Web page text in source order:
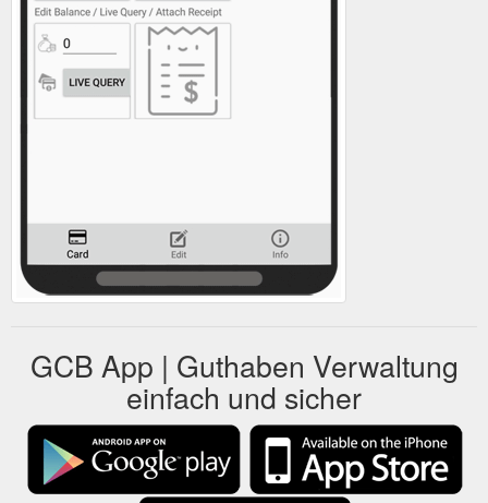
GCB App | Guthaben Verwaltung
einfach und sicher